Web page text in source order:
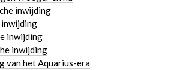
inwijding
inwijding
inwijding
inwijding
van het Aquarius-era